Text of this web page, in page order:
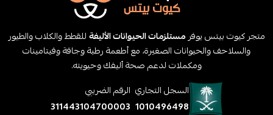
متجر كيوت بيتس يوفر مستلزمات الحيوانات الأليفةللقطط والكلاب والطيور
والسلاحف والحيوانات الصغيرة، مع أطعمة رطبة وجافة وفيتامينات
ومكملات لدعم صحة أليفك وحيويته.
السجل التجاري
1010496498
الرقم الضريبي
311443104700003